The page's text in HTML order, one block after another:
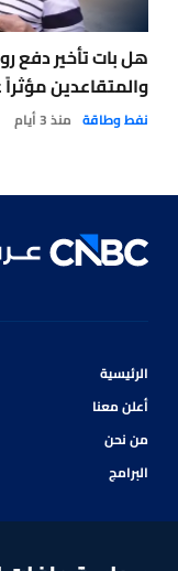
هل بات تأخير دفع
والمتقاعدين
نفط وطاقة منذ 3 أيام
الرئيسية
أعلن معنا
من نحن
البرامج